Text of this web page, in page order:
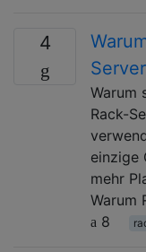
4
Warum
Rack-
einzige
mehr
Warum
8